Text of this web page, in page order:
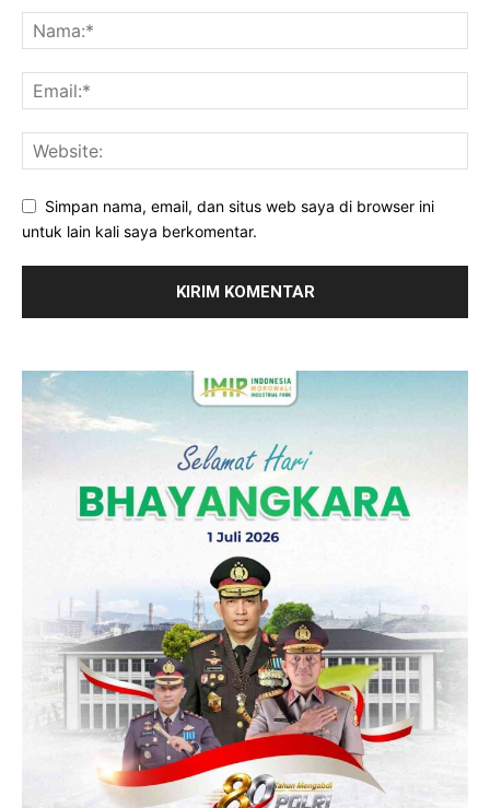
Simpan nama, email, dan situs web saya di browser ini
untuk lain kali saya berkomentar.